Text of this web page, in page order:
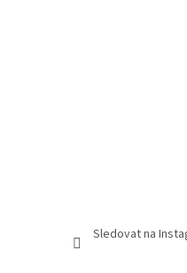
Sledovat na